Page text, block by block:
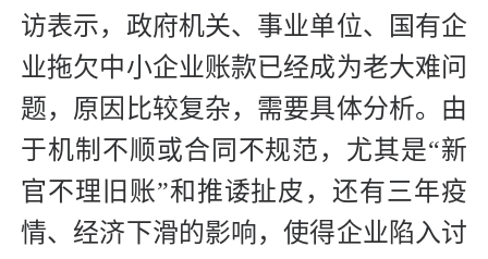
访表示，政府机关、事业单位、国有企
业拖欠中小企业账款已经成为老大难问
题，原因比较复杂，需要具体分析。由
于机制不顺或合同不规范，尤其是“新
官不理旧账”和推诿扯皮，还有三年疫
情、经济下滑的影响，使得企业陷入讨